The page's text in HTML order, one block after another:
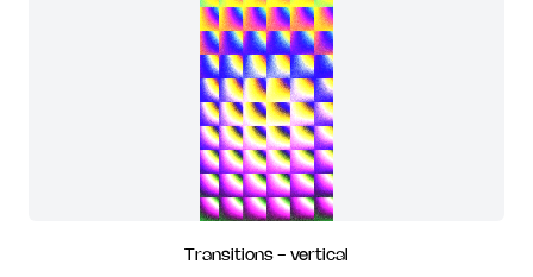
Transitions - vertical